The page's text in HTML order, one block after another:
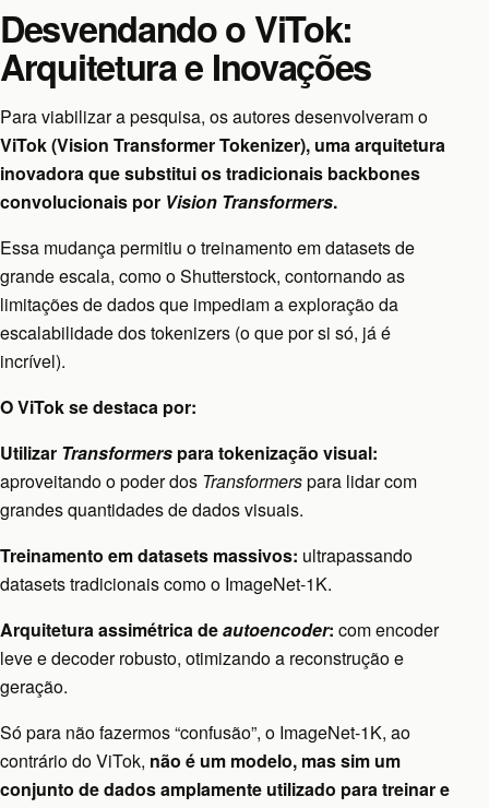
Desvendando o ViTok:
Arquitetura e Inovações
Para viabilizar a pesquisa, os autores desenvolveram o
ViTok (Vision Transformer Tokenizer), uma arquitetura
inovadora que substitui os tradicionais backbones
convolucionais por Vision Transformers.
Essa mudança permitiu o treinamento em datasets de
grande escala, como o Shutterstock, contornando as
limitações de dados que impediam a exploração da
escalabilidade dos tokenizers (o que por si só, já é
incrível).
O ViTok se destaca por:
Utilizar Transformers para tokenização visual:
aproveitando o poder dos Transformerspara lidar com
grandes quantidades de dados visuais.
Treinamento em datasets massivos: ultrapassando
datasets tradicionais como o ImageNet-1K.
Arquitetura assimétrica deautoencoder: com encoder
leve e decoder robusto, otimizando a reconstrução e
geração.
Só para não fazermos “confusão”, o ImageNet-1K, ao
contrário do ViTok, não é um modelo, mas sim um
conjunto de dados amplamente utilizado para treinar e